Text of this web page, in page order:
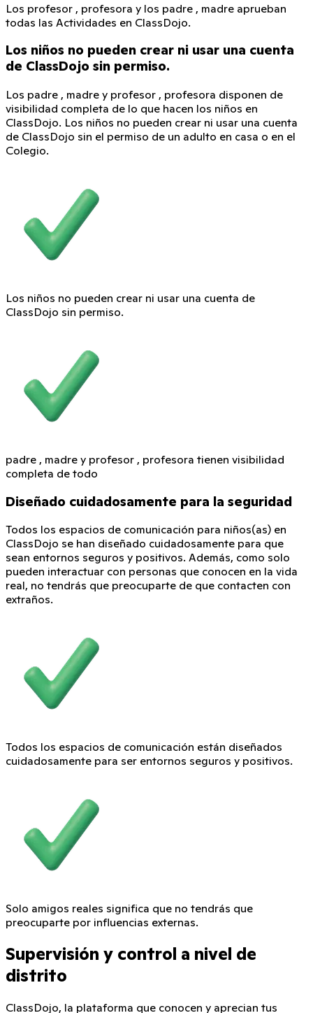
Los profesor , profesora y los padre , madre aprueban
todas las Actividades en ClassDojo.
Los niños no pueden crear ni usar una cuenta
de ClassDojo sin permiso.
Los padre , madre y profesor , profesora disponen de
visibilidad completa de lo que hacen los niños en
ClassDojo. Los niños no pueden crear ni usar una cuenta
de ClassDojo sin el permiso de un adulto en casa o en el
Colegio.
Los niños no pueden crear ni usar una cuenta de
ClassDojo sin permiso.
padre , madre y profesor , profesora tienen visibilidad
completa de todo
Diseñado cuidadosamente para la seguridad
Todos los espacios de comunicación para niños(as) en
ClassDojo se han diseñado cuidadosamente para que
sean entornos seguros y positivos. Además, como solo
pueden interactuar con personas que conocen en la vida
real, no tendrás que preocuparte de que contacten con
extraños.
Todos los espacios de comunicación están diseñados
cuidadosamente para ser entornos seguros y positivos.
Solo amigos reales significa que no tendrás que
preocuparte por influencias externas.
Supervisión y control a nivel de
distrito
ClassDojo, la plataforma que conocen y aprecian tus